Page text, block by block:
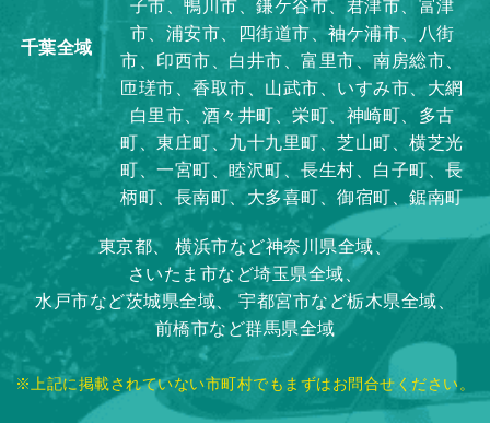
千葉全域
子市、鴨川市、鎌ケ谷市、君津市、富津
市、浦安市、四街道市、袖ケ浦市、八街
市、印西市、白井市、富里市、南房総市、
匝瑳市、香取市、山武市、いすみ市、大網
白里市、酒々井町、栄町、神崎町、多古
町、東庄町、九十九里町、芝山町、横芝光
町、一宮町、睦沢町、長生村、白子町、長
柄町、長南町、大多喜町、御宿町、鋸南町
東京都、
横浜市など神奈川県全域、
さいたま市など埼玉県全域、
水戸市など茨城県全域、
宇都宮市など栃木県全域、
前橋市など群馬県全域
※上記に掲載されていない市町村でもまずはお問合せください。